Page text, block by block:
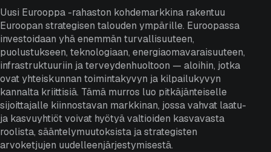
Uusi Eurooppa -rahaston kohdemarkkina rakentuu
Euroopan strategisen talouden ympärille. Euroopassa
investoidaan yhä enemmän turvallisuuteen,
puolustukseen, teknologiaan, energiaomavaraisuuteen,
infrastruktuuriin ja terveydenhuoltoon — aloihin, jotka
ovat yhteiskunnan toimintakyvyn ja kilpailukyvyn
kannalta kriittisiä. Tämä murros luo pitkäjänteiselle
sijoittajalle kiinnostavan markkinan, jossa vahvat laatu-
ja kasvuyhtiöt voivat hyötyä valtioiden kasvavasta
roolista, sääntelymuutoksista ja strategisten
arvoketjujen uudelleenjärjestymisestä.